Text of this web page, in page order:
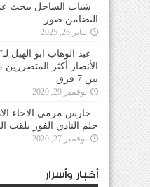
شباب الساحل يبحث
التضامن صور
يناير 26, 2025
عبد الوهاب ابو الهيل
الأنصار أكثر
بين 7 فرق
نوفمبر 29, 2020
حارس مرمى الاخاء
حلم النادي الفوز بلقب
نوفمبر 27, 2020
أخبار وأسرار